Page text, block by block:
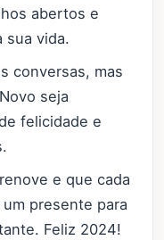
abertos e
sua vida.
conversas, mas
seja
felicidade e
e que cada
presente para
Feliz 2024!